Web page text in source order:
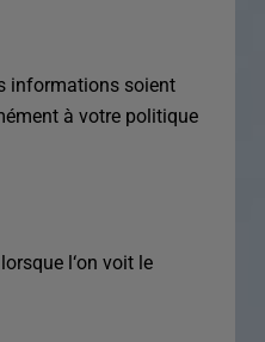
informations soient
à votre politique
l‘on voit le